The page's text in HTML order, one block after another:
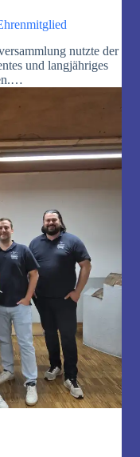
nutzte der
und langjähriges